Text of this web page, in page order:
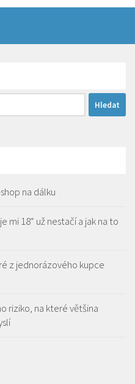
na dálku
mi 18“ už nestačí a jak na to
z jednorázového kupce
riziko, na které většina